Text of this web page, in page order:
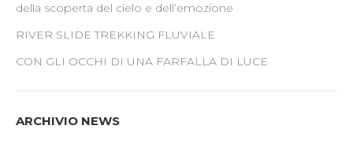
della scoperta del cielo e dell’emozione
RIVER SLIDE TREKKING FLUVIALE
CON GLI OCCHI DI UNA FARFALLA DI LUCE
ARCHIVIO NEWS